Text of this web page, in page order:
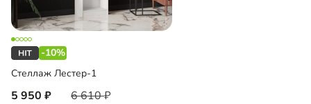
-10%
Стеллаж Лестер-1
5 950 6 610